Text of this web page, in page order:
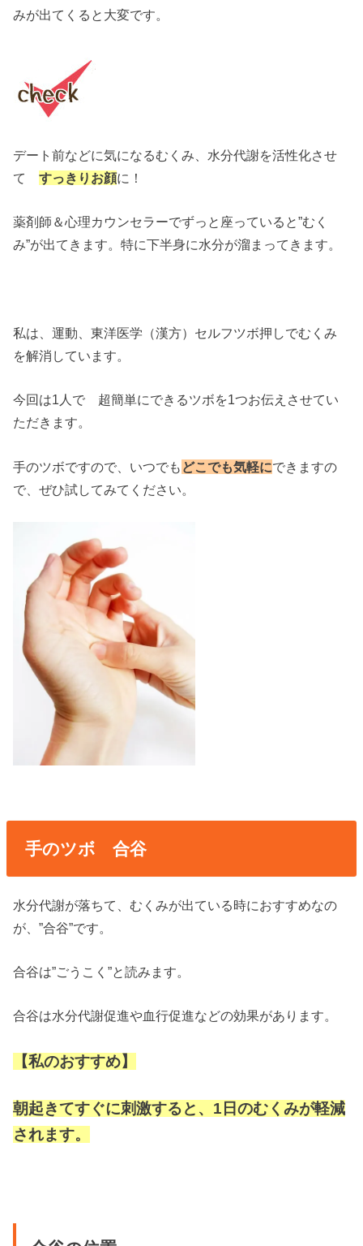
みが出てくると大変です。
デート前などに気になるむくみ、水分代謝を活性化させ
てすっきりお顔に！
薬剤師＆心理カウンセラーでずっと座っていると”むく
み”が出てきます。特に下半身に水分が溜まってきます。
私は、運動、東洋医学（漢方）セルフツボ押しでむくみ
を解消しています。
今回は1人で 超簡単にできるツボを1つお伝えさせてい
ただきます。
手のツボですので、いつでも どこでも気軽にできますの
で、ぜひ試してみてください。
手のツボ 合谷
水分代謝が落ちて、むくみが出ている時におすすめなの
が、”合谷”です。
合谷は”ごうこく”と読みます。
合谷は水分代謝促進や血行促進などの効果があります。
【私のおすすめ】
朝起きてすぐに刺激すると、1日のむくみが軽減
されます。